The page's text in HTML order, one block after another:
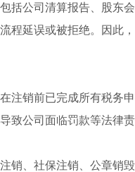
公司清算报告、股东
程延误或被拒绝。因此
注销前已完成所有税务
致公司面临罚款等法律责
销、社保注销、公章销